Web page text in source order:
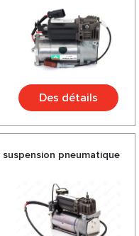
Des détails
pneumatique